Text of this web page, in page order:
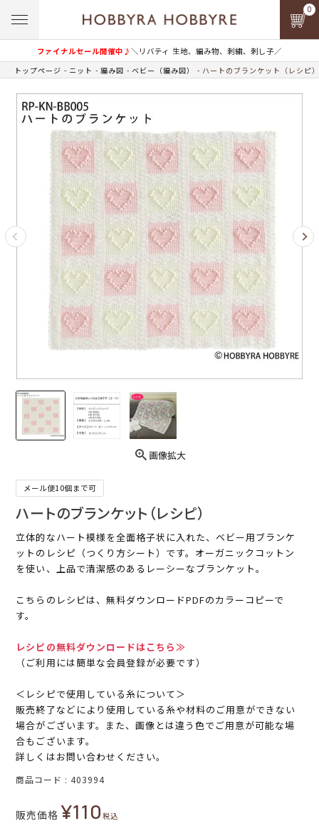
ファイナルセール開催中♪＼リバティ 生地、編み物、刺繍、刺し子／
0
トップページ ニット 編み図 ベビー（編み図） ハートのブランケット（レシピ）
画像拡大
メール便10個まで可
ハートのブランケット（レシピ）
立体的なハート模様を全面格子状に入れた、ベビー用ブランケ
ットのレシピ（つくり方シート）です。オーガニックコットン
を使い、上品で清潔感のあるレーシーなブランケット。
こちらのレシピは、無料ダウンロードPDFのカラーコピーで
す。
レシピの無料ダウンロードはこちら≫
（ご利用には簡単な会員登録が必要です）
＜レシピで使用している糸について＞
販売終了などにより使用している糸や材料のご用意ができない
場合がございます。また、画像とは違う色でご用意が可能な場
合もございます。
詳しくはお問い合わせください。
商品コード 403994
販売価格 ¥110税込